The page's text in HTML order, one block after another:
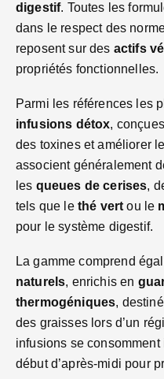
digestif. Toutes les
dans le respect des
reposent sur des actifs
propriétés fonctionnelles.
Parmi les références les
infusions détox,
des toxines et améliorer
associent généralement
les queues de cerises,
tels que le thé vert ou le
pour le système digestif.
La gamme comprend
naturels, enrichis en
thermogéniques,
des graisses lors d’un
infusions se
début d’après-midi pour